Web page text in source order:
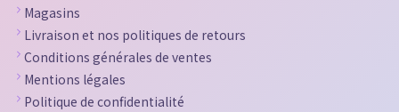
Magasins
Livraison et nos politiques de retours
Conditions générales de ventes
Mentions légales
Politique de confidentialité